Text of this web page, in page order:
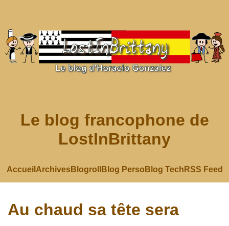
Le blog francophone de
LostInBrittany
Accueil ArchivesBlogroll Blog Perso Blog Tech RSS Feed
Au chaud sa tête sera